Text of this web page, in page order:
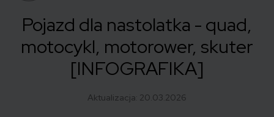
Pojazd dla nastolatka - quad,
motocykl, motorower, skuter
[INFOGRAFIKA]
Aktualizacja: 20.03.2026